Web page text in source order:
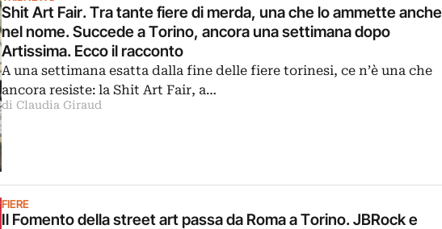
Shit Art Fair. Tra tante fiere di merda, una che lo ammette anche
nel nome. Succede a Torino, ancora una settimana dopo
Artissima. Ecco il racconto
A una settimana esatta dalla fine delle fiere torinesi, ce n’è una che
ancora resiste: la Shit Art Fair, a…
di Claudia Giraud
FIERE
Il Fomento della street art passa da Roma a Torino. JBRock e